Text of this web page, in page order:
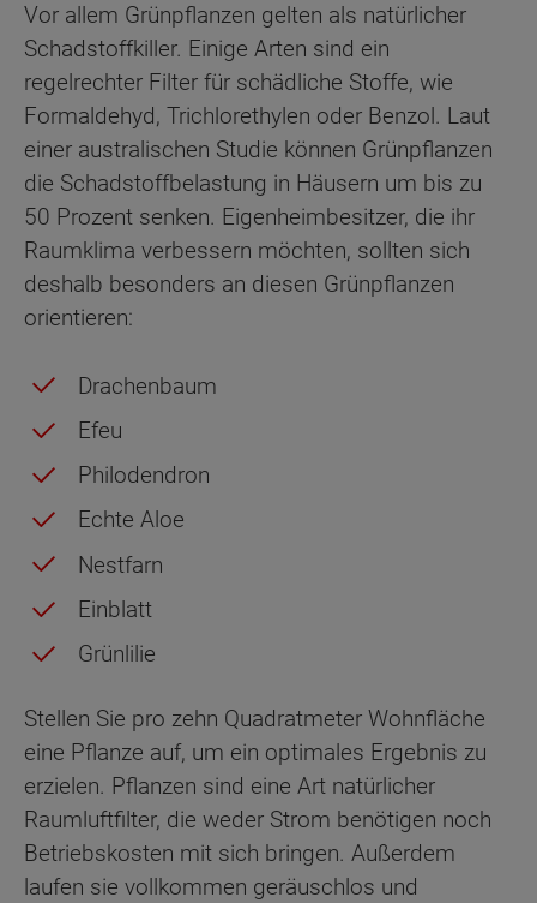
Vor allem Grünpflanzen gelten als natürlicher
Schadstoffkiller. Einige Arten sind ein
regelrechter Filter für schädliche Stoffe, wie
Formaldehyd, Trichlorethylen oder Benzol. Laut
einer australischen Studie können Grünpflanzen
die Schadstoffbelastung in Häusern um bis zu
50 Prozent senken. Eigenheimbesitzer, die ihr
Raumklima verbessern möchten, sollten sich
deshalb besonders an diesen Grünpflanzen
orientieren:
Drachenbaum
Efeu
Philodendron
Echte Aloe
Nestfarn
Einblatt
Grünlilie
Stellen Sie pro zehn Quadratmeter Wohnfläche
eine Pflanze auf, um ein optimales Ergebnis zu
erzielen. Pflanzen sind eine Art natürlicher
Raumluftfilter, die weder Strom benötigen noch
Betriebskosten mit sich bringen. Außerdem
laufen sie vollkommen geräuschlos und